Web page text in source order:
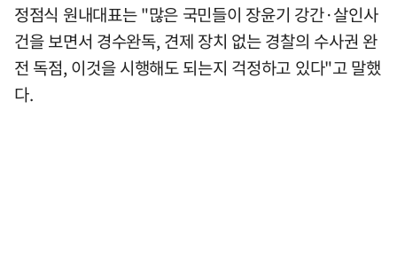
정점식 원내대표는 "많은 국민들이 장윤기 강간·살인사
건을 보면서 경수완독, 견제 장치 없는 경찰의 수사권 완
전 독점, 이것을 시행해도 되는지 걱정하고 있다"고 말했
다.